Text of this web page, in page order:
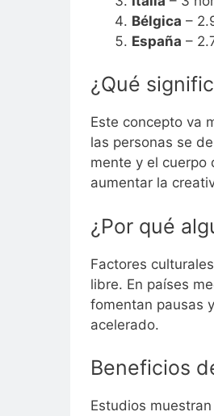
Bélgica –
España –
¿Qué
Este concepto va
las personas se
mente y el cuerpo
aumentar la
¿Por qué
Factores
libre. En países
fomentan pausas
acelerado.
Beneficios
Estudios